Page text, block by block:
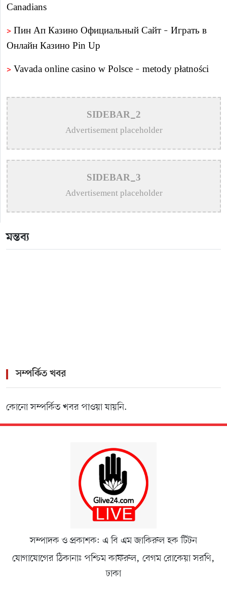
Canadians
> Пин Ап Казино Официальный Сайт – Играть в
Онлайн Казино Pin Up
> Vavada online casino w Polsce – metody płatności
Онлайн Казино Pin Up
>
Mostbet AZ – bukmeker ve kazino Mostbet – Giriş
rəsmi sayt
>
Casino вход на зеркало
>Aviator – O Guia Essencial para Jogar e Vencer na
>Олимп казино официальный сайт в Казахстане –
SIDEBAR_2
Advertisement placeholder
SIDEBAR_3
Advertisement placeholder
মন্তব্য
সম্পর্কিত খবর
কোনো সম্পর্কিত খবর পাওয়া যায়নি.
সম্পাদক ও প্রকাশক: এ বি এম জাকিরুল হক টিটন
যোগাযোগের ঠিকানাঃ পশ্চিম কাফরুল, বেগম রোকেয়া সরণি,
ঢাকা